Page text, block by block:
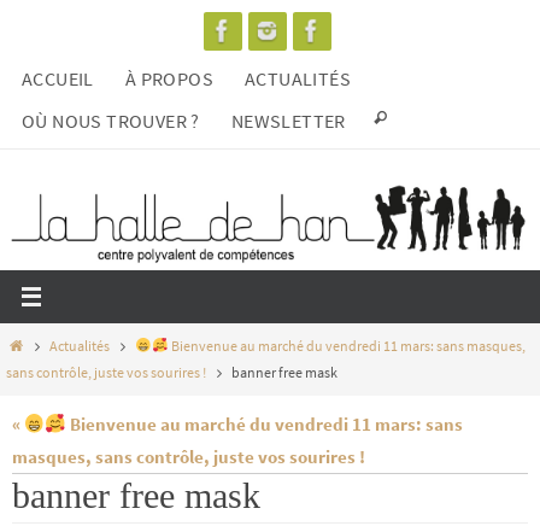
contenu
ACCUEIL À PROPOS
ACTUALITÉS
OÙ NOUS TROUVER ?
NEWSLETTER
HomeActualités
Bienvenue au marché du vendredi 11 mars: sans masques,
sans contrôle, juste vos sourires !
banner free mask
«
Bienvenue au marché du vendredi 11 mars: sans
masques, sans contrôle, juste vos sourires !
banner free mask